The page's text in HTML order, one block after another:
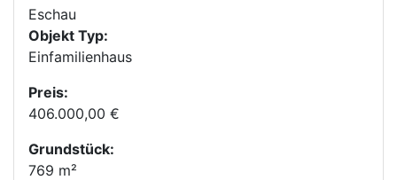
Eschau
Objekt Typ:
Einfamilienhaus
Preis:
406.000,00 €
Grundstück:
769 m²